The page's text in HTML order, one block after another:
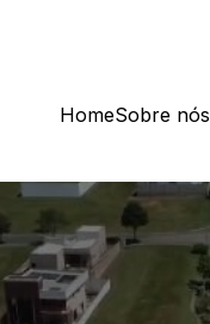
HomeSobre nós